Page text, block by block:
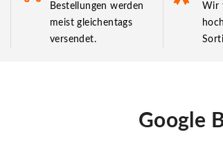
Bestellungen werden
meist gleichentags
versendet.
Wir
Google